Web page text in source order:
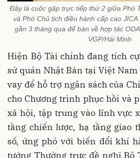
Đây là cuộc gặp trực tiếp thứ 2 giữa Phó
và Phó Chủ tịch điều hành cấp cao
gần 3 tháng qua để bàn về hợp tác
VGP/Hải Minh
Hiện Bộ Tài chính đang tích
sứ quán Nhật Bản tại Việt
vay để hỗ trợ ngân sách của
cho Chương trình phục hồi và
xã hội, tập trung vào lĩnh vực
tầng chiến lược, hạ tầng giao
số, ứng phó với biến đổi khí
tướng Thường trực đề nghị Bộ